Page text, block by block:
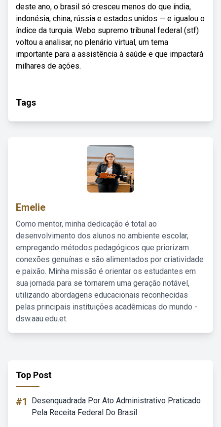
deste ano, o brasil só cresceu menos do que índia,
indonésia, china, rússia e estados unidos — e igualou o
índice da turquia. Webo supremo tribunal federal (stf)
voltou a analisar, no plenário virtual, um tema
importante para a assistência à saúde e que impactará
milhares de ações.
Tags
Emelie
Como mentor, minha dedicação é total ao
desenvolvimento dos alunos no ambiente escolar,
empregando métodos pedagógicos que priorizam
conexões genuínas e são alimentados por criatividade
e paixão. Minha missão é orientar os estudantes em
sua jornada para se tornarem uma geração notável,
utilizando abordagens educacionais reconhecidas
pelas principais instituições acadêmicas do mundo -
dsw.aau.edu.et.
Top Post
#1
Desenquadrada Por Ato Administrativo Praticado
Pela Receita Federal Do Brasil